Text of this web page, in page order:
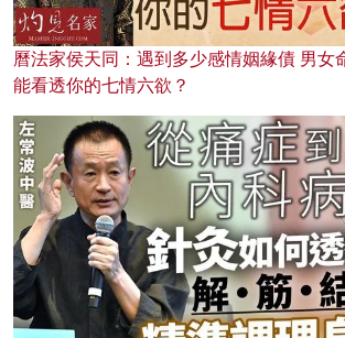
曆法家侯天同：遇到多少感情姻緣債 男女
能看透你的七情六欲？